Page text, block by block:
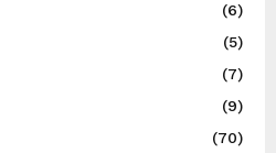
(6)
(5)
(7)
(9)
(70)